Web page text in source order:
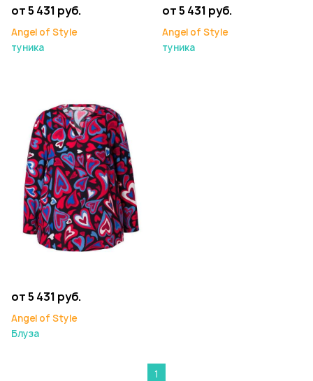
от 5 431 руб.
Angel of Style
туника
от 5 431 руб.
Angel of Style
туника
от 5 431 руб.
Angel of Style
Блуза
1